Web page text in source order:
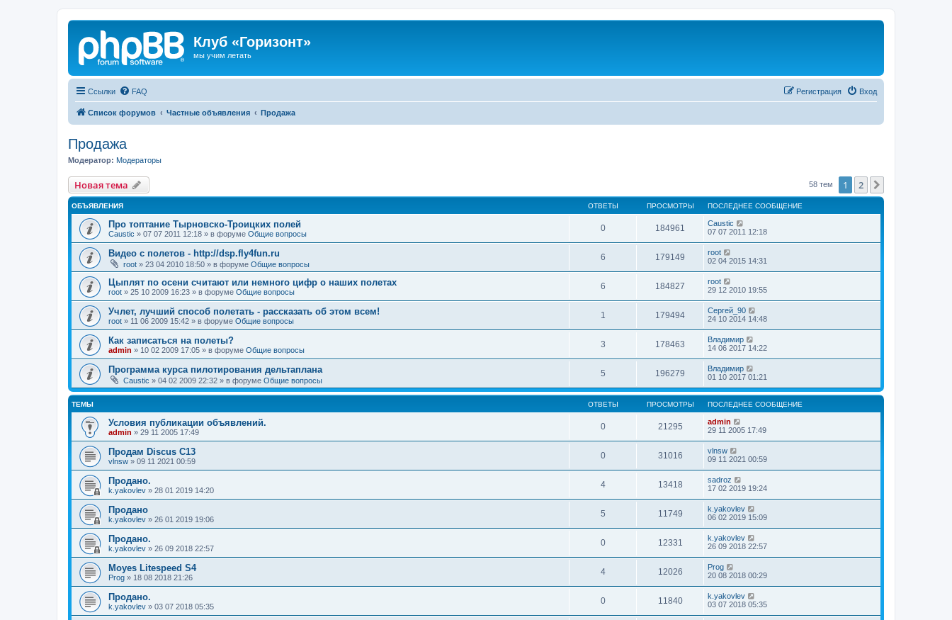
Клуб «Горизонт»
мы учим летать
Ссылки FAQ Вход
Регистрация
Список форумов Частные объявления Продажа
Продажа
Модератор: Модераторы
Новая тема 58 тем 1 2
ОБЪЯВЛЕНИЯ ОТВЕТЫ ПРОСМОТРЫ ПОСЛЕДНЕЕ СООБЩЕНИЕ
Про топтание Тырновско-Троицких полей
Caustic » 07 07 2011 12:18 » в форуме Общие вопросы
0 184961
Caustic
07 07 2011 12:18
Видео с полетов - http://dsp.fly4fun.ru
root » 23 04 2010 18:50 » в форуме Общие вопросы
6 179149
root
02 04 2015 14:31
Цыплят по осени считают или немного цифр о наших полетах
root » 25 10 2009 16:23 » в форуме Общие вопросы
6 184827
root
29 12 2010 19:55
Учлет, лучший способ полетать - рассказать об этом всем!
root » 11 06 2009 15:42 » в форуме Общие вопросы
1 179494
Сергей_90
24 10 2014 14:48
Как записаться на полеты?
admin » 10 02 2009 17:05 » в форуме Общие вопросы
3 178463
Владимир
14 06 2017 14:22
Программа курса пилотирования дельтаплана
Caustic » 04 02 2009 22:32 » в форуме Общие вопросы
5 196279
Владимир
01 10 2017 01:21
ТЕМЫ ОТВЕТЫ ПРОСМОТРЫ ПОСЛЕДНЕЕ СООБЩЕНИЕ
Условия публикации объявлений.
admin » 29 11 2005 17:49
0 21295
admin
29 11 2005 17:49
Продам Discus C13
vlnsw » 09 11 2021 00:59
0 31016
vlnsw
09 11 2021 00:59
Продано.
k.yakovlev » 28 01 2019 14:20
4 13418
sadroz
17 02 2019 19:24
Продано
k.yakovlev » 26 01 2019 19:06
5 11749
k.yakovlev
06 02 2019 15:09
Продано.
k.yakovlev » 26 09 2018 22:57
0 12331
k.yakovlev
26 09 2018 22:57
Moyes Litespeed S4
Prog » 18 08 2018 21:26
4 12026
Prog
20 08 2018 00:29
Продано.
k.yakovlev » 03 07 2018 05:35
0 11840
k.yakovlev
03 07 2018 05:35